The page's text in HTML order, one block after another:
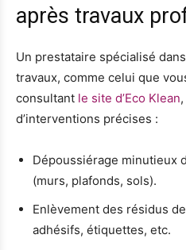
après travaux
Un prestataire spécialisé
travaux, comme celui que
consultant le site d’Eco Klean
d’interventions précises :
Dépoussiérage minutieux
(murs, plafonds, sols).
Enlèvement des résidus
adhésifs, étiquettes, etc.